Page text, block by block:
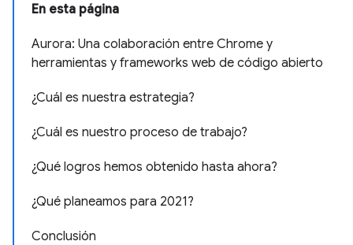
En esta página
Aurora: Una colaboración entre Chrome y
herramientas y frameworks web de código abierto
¿Cuál es nuestra estrategia?
¿Cuál es nuestro proceso de trabajo?
¿Qué logros hemos obtenido hasta ahora?
¿Qué planeamos para 2021?
Conclusión